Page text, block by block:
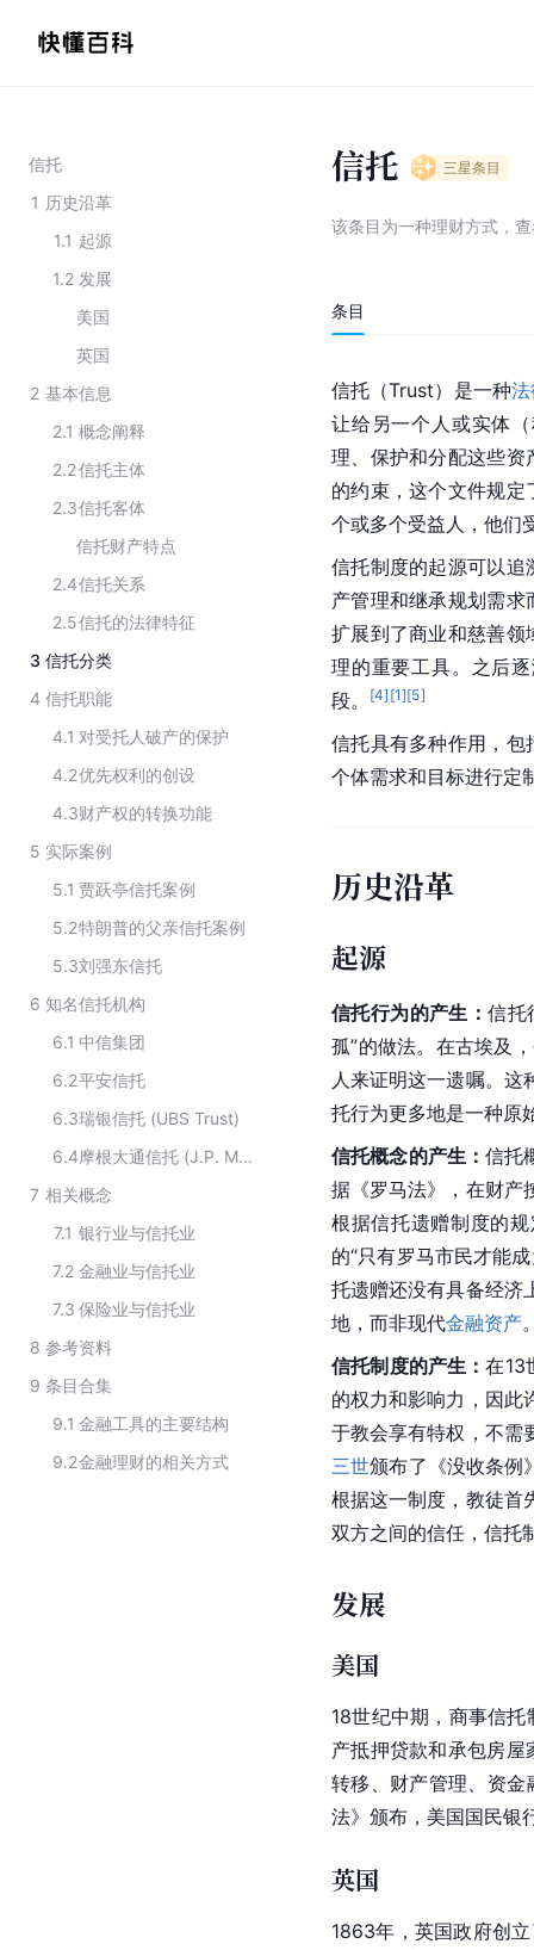
信托
1 历史沿革
1.1 起源
1.2 发展
美国
英国
2 基本信息
2.1 概念阐释
2.2信托主体
2.3信托客体
信托财产特点
2.4信托关系
2.5信托的法律特征
3 信托分类
4 信托职能
4.1 对受托人破产的保护
4.2优先权利的创设
4.3财产权的转换功能
5 实际案例
5.1 贾跃亭信托案例
5.2特朗普的父亲信托案例
5.3刘强东信托
6 知名信托机构
6.1 中信集团
6.2平安信托
6.3瑞银信托 (UBS Trust)
6.4
摩根大通信托 (J.P. Morgan Trust)
7 相关概念
7.1 银行业与信托业
7.2 金融业与信托业
7.3 保险业与信托业
8 参考资料
9 条目合集
9.1 金融工具的主要结构
9.2金融理财的相关方式
信托 三星条目
该条目为一种理财方式 ，
条目
信托（Trust）是一种
让给另一个人或实体
理、保护和分配这些资
的约束，这个文件规
个或多个受益人，他们
信托制度的起源可以追
产管理和继承规划需
扩展到了商业和慈善领
理的重要工具。之后
段。
[4] [1][5]
信托具有多种作用，包
个体需求和目标进行定
历史沿革
起源
信托行为的产生：信托
孤”的做法。在古埃及
人来证明这一遗嘱。
托行为更多地是一种原
信托概念的产生：信托
据《罗马法》，在财产
根据信托遗赠制度的
的“只有罗马市民才能
托遗赠还没有具备经济
地，而非现代金融资产
信托制度的产生：在13
的权力和影响力，因此
于教会享有特权，不需
三世颁布了《没收条例
根据这一制度，教徒首
双方之间的信任，信托
发展
美国
18世纪中期，商事信托
产抵押贷款和承包房屋
转移、财产管理、资金
法》颁布，美国国民银
英国
1863年， 英国政府创